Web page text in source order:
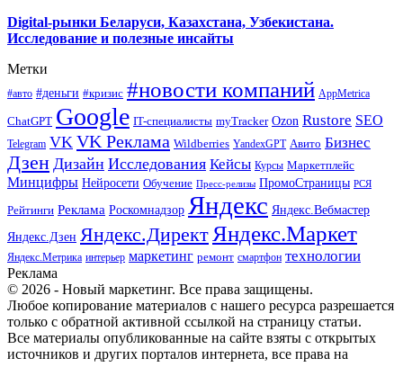
Digital-рынки Беларуси, Казахстана, Узбекистана.
Исследование и полезные инсайты
Метки
#авто #деньги #кризис #новости компаний AppMetrica
ChatGPT Google IT-специалисты myTracker Ozon Rustore SEO
Telegram VK VK Реклама Wildberries YandexGPT Авито Бизнес
Дзен Дизайн Исследования Кейсы Курсы Маркетплейс
Минцифры Нейросети Обучение Пресс-релизы ПромоСтраницы РСЯ
Рейтинги Реклама Роскомнадзор Яндекс Яндекс.Вебмастер
Яндекс.Дзен Яндекс.ДиректЯндекс.Маркет
Яндекс.Метрика интерьер маркетинг ремонт смартфон технологии
Реклама
© 2026 - Новый маркетинг. Все права защищены.
Любое копирование материалов с нашего ресурса разрешается
только с обратной активной ссылкой на страницу статьи.
Все материалы опубликованные на сайте взяты с открытых
источников и других порталов интернета, все права на